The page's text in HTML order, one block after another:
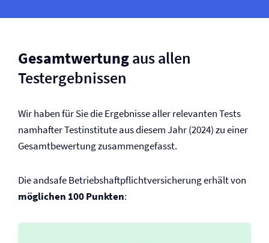
Gesamtwertungaus allen
Testergebnissen
Wir haben für Sie die Ergebnisse aller relevanten Tests
namhafter Testinstitute aus diesem Jahr (2024) zu einer
Gesamtbewertung zusammengefasst.
Die andsafe Betriebs­haftpflicht­versicherung erhält von
möglichen 100 Punkten: